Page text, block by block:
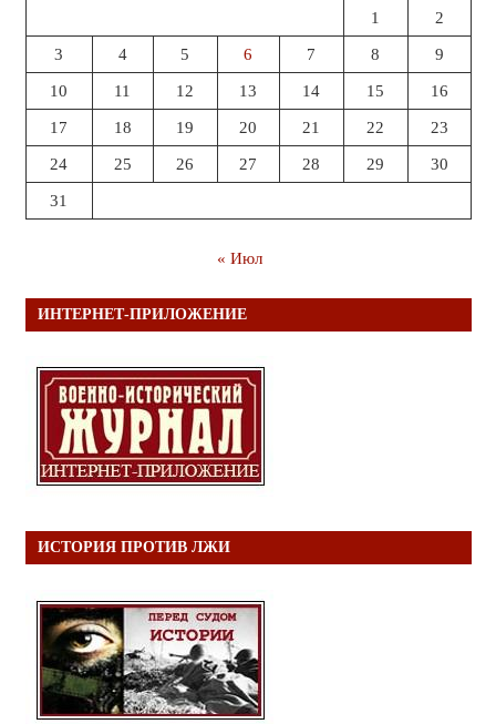
1 2
3 4 5 6 7 8 9
10 11 12 13 14 15 16
17 18 19 20 21 22 23
24 25 26 27 28 29 30
31
« Июл
ИНТЕРНЕТ-ПРИЛОЖЕНИЕ
ИСТОРИЯ ПРОТИВ ЛЖИ